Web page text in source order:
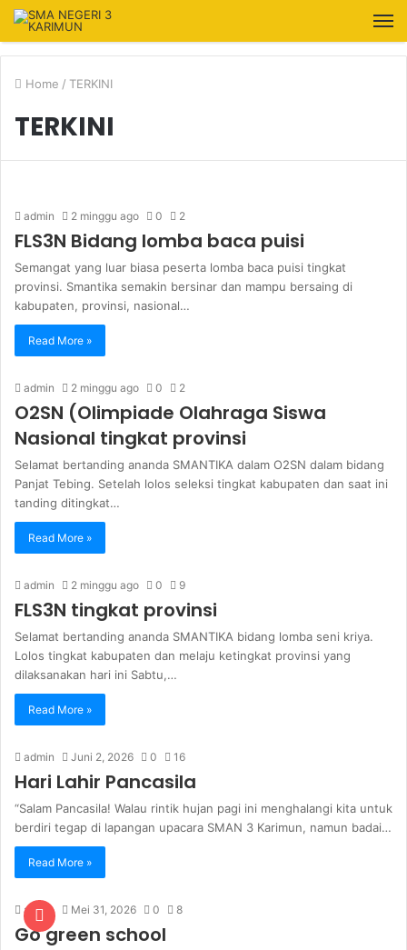
Home / TERKINI
TERKINI
admin 2 minggu ago 0 2
FLS3N Bidang lomba baca puisi
Semangat yang luar biasa peserta lomba baca puisi tingkat
provinsi. Smantika semakin bersinar dan mampu bersaing di
kabupaten, provinsi, nasional…
Read More »
admin 2 minggu ago 0 2
O2SN (Olimpiade Olahraga Siswa
Nasional tingkat provinsi
Selamat bertanding ananda SMANTIKA dalam O2SN dalam bidang
Panjat Tebing. Setelah lolos seleksi tingkat kabupaten dan saat ini
tanding ditingkat…
Read More »
admin 2 minggu ago 0 9
FLS3N tingkat provinsi
Selamat bertanding ananda SMANTIKA bidang lomba seni kriya.
Lolos tingkat kabupaten dan melaju ketingkat provinsi yang
dilaksanakan hari ini Sabtu,…
Read More »
admin Juni 2, 2026 0 16
Hari Lahir Pancasila
“Salam Pancasila! Walau rintik hujan pagi ini menghalangi kita untuk
berdiri tegap di lapangan upacara SMAN 3 Karimun, namun badai…
Read More »
admin Mei 31, 2026 0 8
Go green school